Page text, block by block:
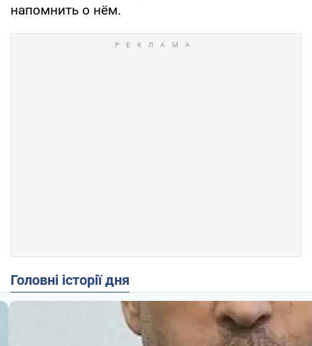
напомнить о нём.
Головні історії дня